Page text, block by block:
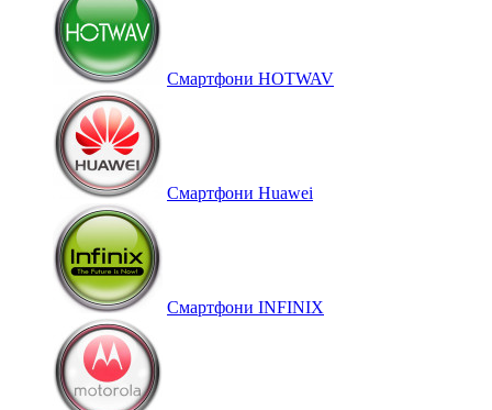
Смартфони HOTWAV
Смартфони Huawei
Смартфони INFINIX